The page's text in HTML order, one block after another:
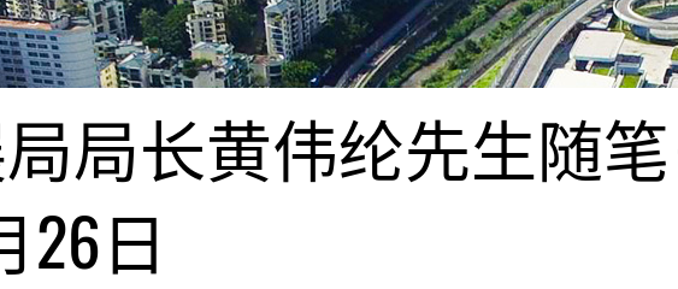
局长黄伟纶先生随笔
26日